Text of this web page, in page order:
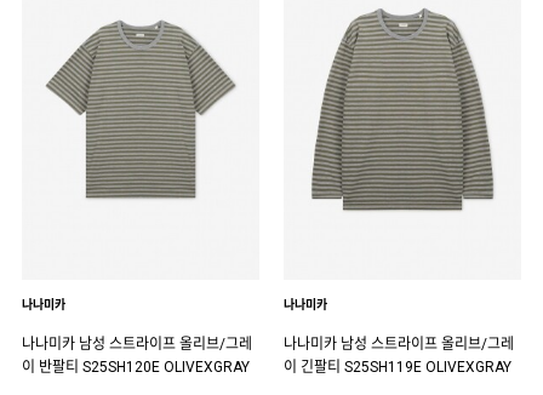
나나미카
나나미카 남성 스트라이프 올리브/그레
이 반팔티 S25SH120E OLIVEXGRAY
나나미카
나나미카 남성 스트라이프 올리브/그레
이 긴팔티 S25SH119E OLIVEXGRAY